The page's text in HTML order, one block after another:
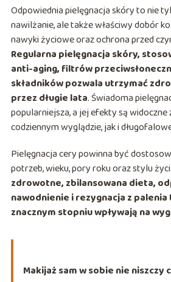
Odpowiednia pielęgnacja skóry to nie
nawilżanie, ale także właściwy dobór
nawyki życiowe oraz ochrona przed
Regularna pielęgnacja skóry,
anti-aging, filtrów
składników pozwala utrzymać
przez długie lata. Świadoma
popularniejsza, a jej efekty są
codziennym wyglądzie, jak i
Pielęgnacja cery powinna być
potrzeb, wieku, pory roku oraz stylu
zdrowotne, zbilansowana dieta,
nawodnienie i rezygnacja z
znacznym stopniu wpływają na
Makijaż sam w sobie nie niszczy